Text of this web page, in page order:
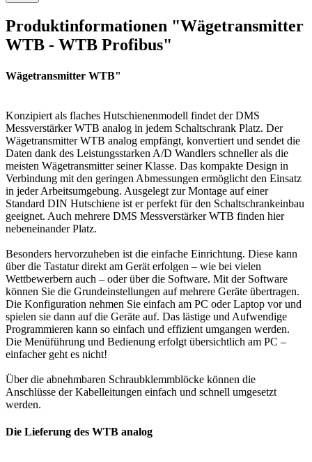
Produktinformationen "Wägetransmitter
WTB - WTB Profibus"
Wägetransmitter WTB"
Konzipiert als flaches Hutschienenmodell findet der DMS
Messverstärker WTB analog in jedem Schaltschrank Platz. Der
Wägetransmitter WTB analog empfängt, konvertiert und sendet die
Daten dank des Leistungsstarken A/D Wandlers schneller als die
meisten Wägetransmitter seiner Klasse. Das kompakte Design in
Verbindung mit den geringen Abmessungen ermöglicht den Einsatz
in jeder Arbeitsumgebung. Ausgelegt zur Montage auf einer
Standard DIN Hutschiene ist er perfekt für den Schaltschrankeinbau
geeignet. Auch mehrere DMS Messverstärker WTB finden hier
nebeneinander Platz.
Besonders hervorzuheben ist die einfache Einrichtung. Diese kann
über die Tastatur direkt am Gerät erfolgen – wie bei vielen
Wettbewerbern auch – oder über die Software. Mit der Software
können Sie die Grundeinstellungen auf mehrere Geräte übertragen.
Die Konfiguration nehmen Sie einfach am PC oder Laptop vor und
spielen sie dann auf die Geräte auf. Das lästige und Aufwendige
Programmieren kann so einfach und effizient umgangen werden.
Die Menüführung und Bedienung erfolgt übersichtlich am PC –
einfacher geht es nicht!
Über die abnehmbaren Schraubklemmblöcke können die
Anschlüsse der Kabelleitungen einfach und schnell umgesetzt
werden.
Die Lieferung des WTB analog